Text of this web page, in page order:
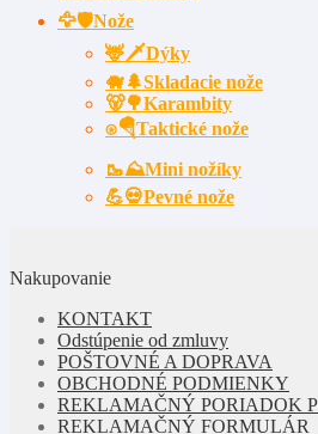
🦅🛡️Nože
🦌🗡Dýky
🐗🌲Skladacie nože
🐻🌳Karambity
⍟🪂Taktické nože
🥾⛰️Mini nožíky
💪💀Pevné nože
Nakupovanie
KONTAKT
Odstúpenie od zmluvy
POŠTOVNÉ A DOPRAVA
OBCHODNÉ PODMIENKY
REKLAMAČNÝ PORIADOK
REKLAMAČNÝ FORMULÁR